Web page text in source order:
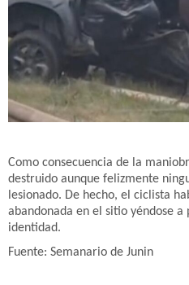
Como consecuencia de la
destruido aunque felizmente
lesionado. De hecho, el ciclista
abandonada en el sitio yéndose a
identidad.
Fuente: Semanario de Junin